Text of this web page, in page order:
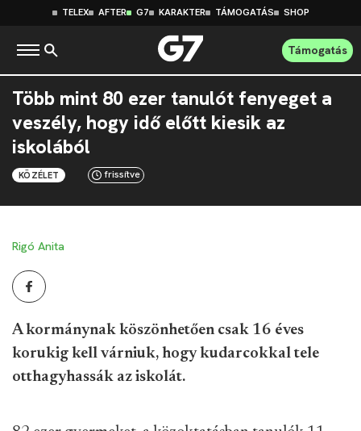
TELEX AFTER G7 KARAKTER TÁMOGATÁS SHOP
Támogatás
Több mint 80 ezer tanulót fenyeget a
veszély, hogy idő előtt kiesik az
iskolából
KÖZÉLET frissítve
Rigó Anita
A kormánynak köszönhetően csak 16 éves
korukig kell várniuk, hogy kudarcokkal tele
otthagyhassák az iskolát.